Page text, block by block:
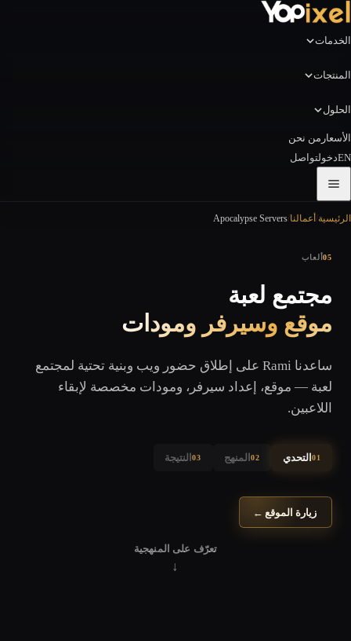
الخدمات
المنتجات
الحلول
الأسعار من نحن
ENدخولتواصل
الرئيسية أعمالنا Apocalypse Servers
05ألعاب
مجتمع لعبة
موقع وسيرفر ومودات
ساعدنا Rami على إطلاق حضور ويب وبنية تحتية لمجتمع
لعبة — موقع، إعداد سيرفر، ومودات مخصصة لإبقاء
اللاعبين.
01 التحدي 02 المنهج 03النتيجة
زيارة الموقع ←
تعرّف على المنهجية
↓